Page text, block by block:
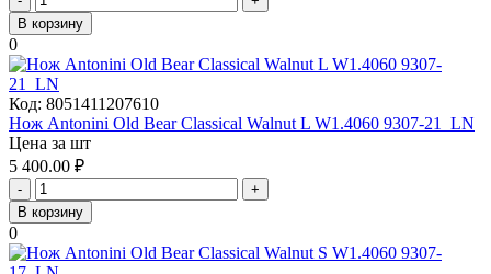
В корзину
0
Код: 8051411207610
Нож Antonini Old Bear Classical Walnut L W1.4060 9307-21_LN
Цена за шт
5 400.00 ₽
-
+
В корзину
0